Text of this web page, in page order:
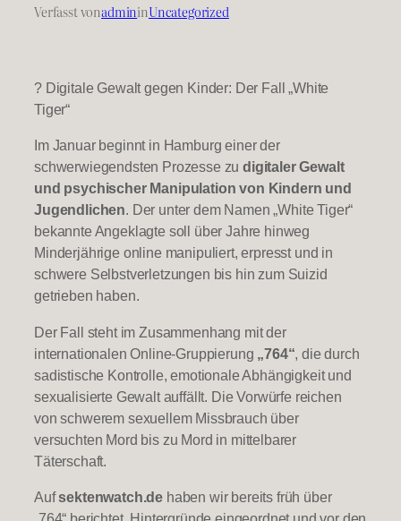
Verfasst vonadmininUncategorized
? Digitale Gewalt gegen Kinder: Der Fall „White
Tiger“
Im Januar beginnt in Hamburg einer der
schwerwiegendsten Prozesse zudigitaler Gewalt
und psychischer Manipulation von Kindern und
Jugendlichen. Der unter dem Namen „White Tiger“
bekannte Angeklagte soll über Jahre hinweg
Minderjährige online manipuliert, erpresst und in
schwere Selbstverletzungen bis hin zum Suizid
getrieben haben.
Der Fall steht im Zusammenhang mit der
internationalen Online-Gruppierung „764“, die durch
sadistische Kontrolle, emotionale Abhängigkeit und
sexualisierte Gewalt auffällt. Die Vorwürfe reichen
von schwerem sexuellem Missbrauch über
versuchten Mord bis zu Mord in mittelbarer
Täterschaft.
Aufsektenwatch.de haben wir bereits früh über